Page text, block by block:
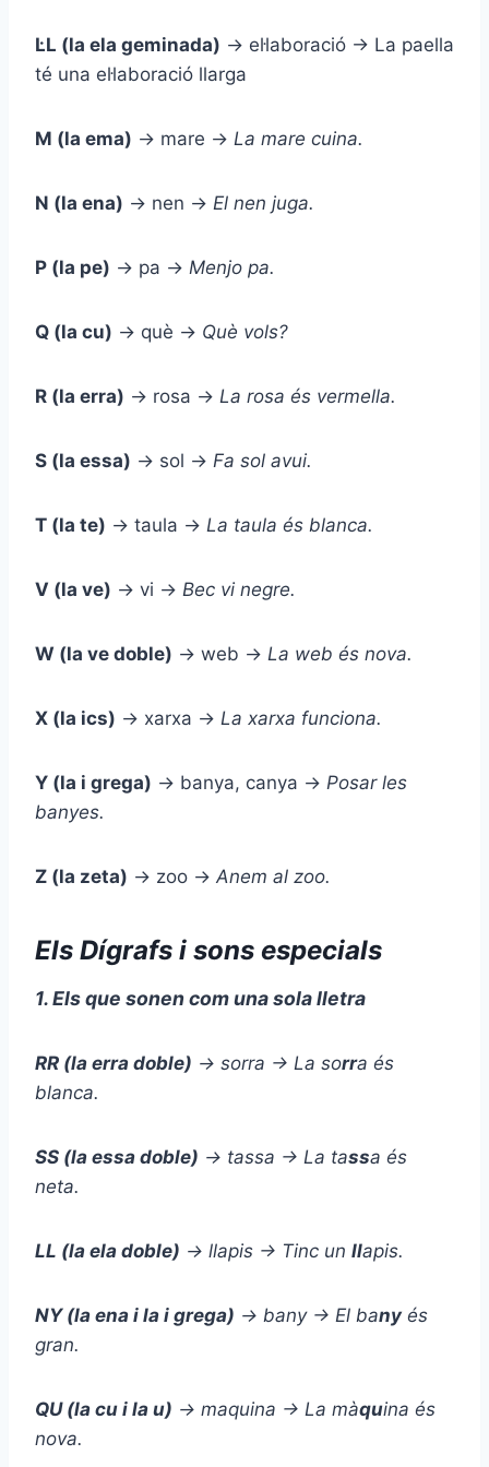
L·L (la ela geminada) → el·laboració → La paella
té una el·laboració llarga
M (la ema) → mare → La mare cuina.
N (la ena) → nen → El nen juga.
P (la pe) → pa → Menjo pa.
Q (la cu) → què → Què vols?
R (la erra) → rosa → La rosa és vermella.
S (la essa) → sol → Fa sol avui.
T (la te) → taula → La taula és blanca.
V (la ve) → vi → Bec vi negre.
W (la ve doble) → web → La web és nova.
X (la ics) → xarxa → La xarxa funciona.
Y (la i grega) → banya, canya → Posar les
banyes.
Z (la zeta) → zoo → Anem al zoo.
Els Dígrafs i sons especials
1. Els que sonen com una sola lletra
RR (la erra doble) → sorra → La sorra és
blanca.
SS (la essa doble) → tassa → La tassa és
neta.
LL (la ela doble) → llapis → Tinc un llapis.
NY (la ena i la i grega) → bany → El bany és
gran.
QU (la cu i la u) → maquina → La màquina és
nova.